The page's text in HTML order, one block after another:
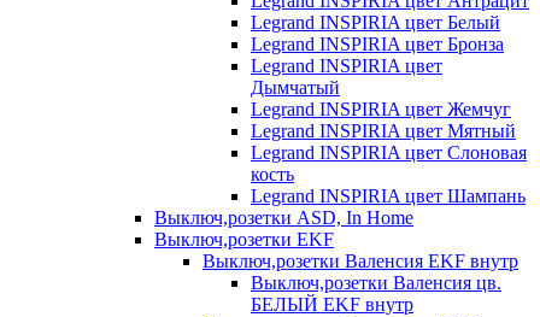
Legrand INSPIRIA цвет Белый
Legrand INSPIRIA цвет Бронза
Legrand INSPIRIA цвет
Дымчатый
Legrand INSPIRIA цвет Жемчуг
Legrand INSPIRIA цвет Мятный
Legrand INSPIRIA цвет Слоновая
кость
Legrand INSPIRIA цвет Шампань
Выключ,розетки ASD, In Home
Выключ,розетки EKF
Выключ,розетки Валенсия EKF внутр
Выключ,розетки Валенсия цв.
БЕЛЫЙ EKF внутр